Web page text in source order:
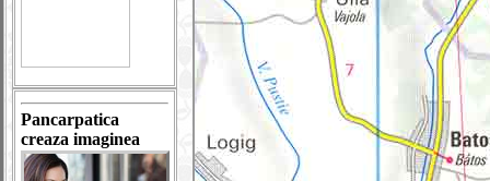
Pancarpatica
creaza imaginea